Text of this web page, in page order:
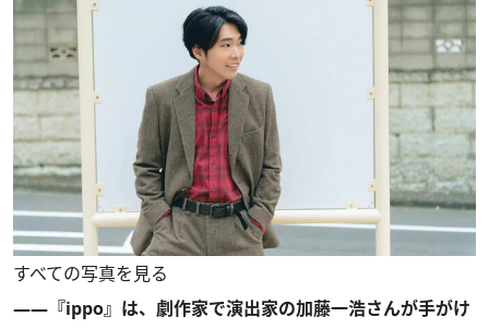
すべての写真を見る
——『ippo』は、劇作家で演出家の加藤一浩さんが手がけ